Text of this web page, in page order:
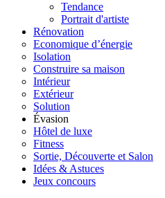
Tendance
Portrait d'artiste
Rénovation
Economique d’énergie
Isolation
Construire sa maison
Intérieur
Extérieur
Solution
Évasion
Hôtel de luxe
Fitness
Sortie, Découverte et Salon
Idées & Astuces
Jeux concours